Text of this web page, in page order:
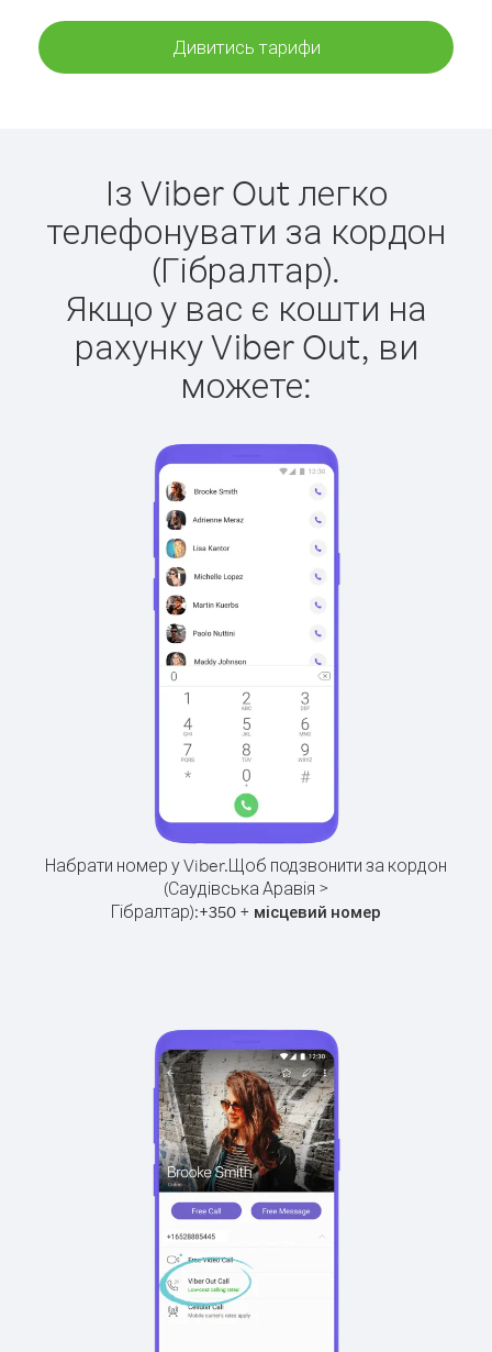
Дивитись тарифи
Із Viber Out легко
телефонувати за кордон
(Гібралтар).
Якщо у вас є кошти на
рахунку Viber Out, ви
можете:
Набрати номер у Viber.Щоб подзвонити за кордон
(Саудівська Аравія >
Гібралтар):+350 + місцевий номер